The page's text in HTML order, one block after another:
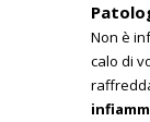
Non è
calo di